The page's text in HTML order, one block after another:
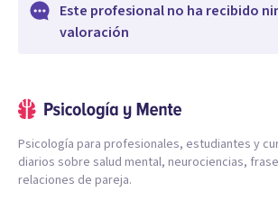
Este profesional no ha recibido
valoración
Psicología para profesionales, estudiantes y
diarios sobre salud mental, neurociencias,
relaciones de pareja.